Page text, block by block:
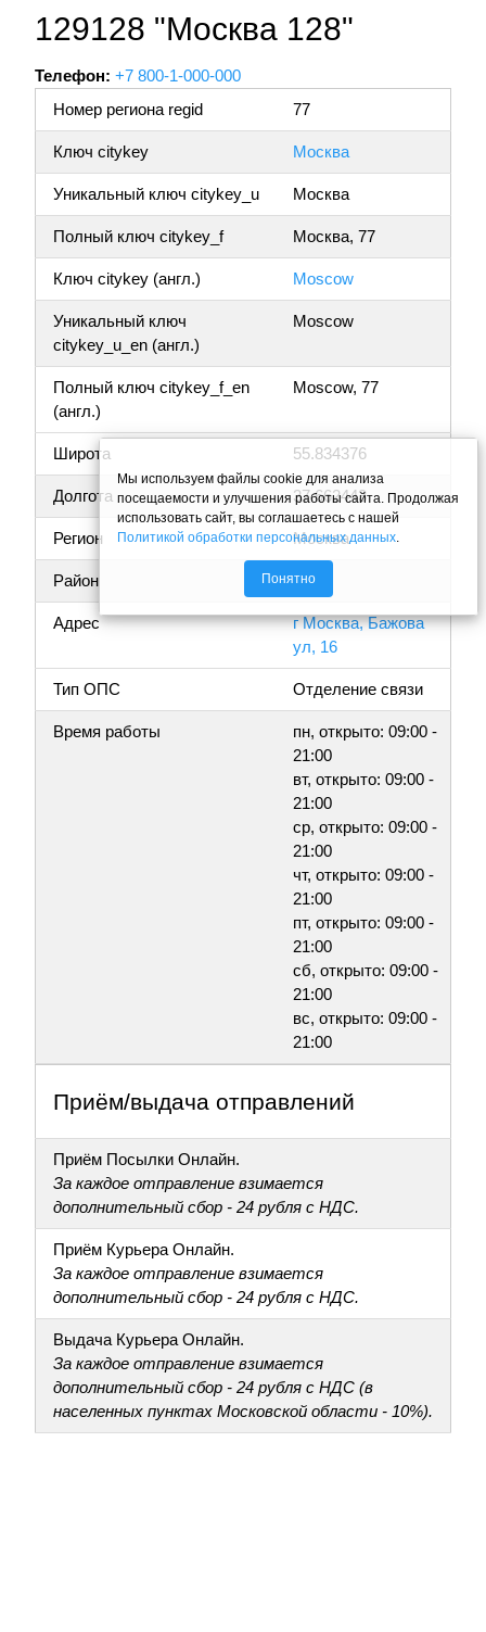
129128 "Москва 128"
Телефон: +7 800-1-000-000
Номер региона regid
77
Ключ citykey Москва
Уникальный ключ citykey_u Москва
Полный ключ citykey_f Москва, 77
Ключ citykey (англ.) Moscow
Уникальный ключ
citykey_u_en (англ.)
Moscow
Полный ключ citykey_f_en
(англ.)
Moscow, 77
Широта 55.834376
Долгота 37.662443
Регион Москва
Район
Адрес
г Москва, Бажова
ул, 16
Тип ОПС Отделение связи
Время работы
пн, открыто: 09:00 -
21:00
вт, открыто: 09:00 -
21:00
ср, открыто: 09:00 -
21:00
чт, открыто: 09:00 -
21:00
пт, открыто: 09:00 -
21:00
сб, открыто: 09:00 -
21:00
вс, открыто: 09:00 -
21:00
Приём/выдача отправлений
Приём Посылки Онлайн.
За каждое отправление взимается
дополнительный сбор - 24 рубля с НДС.
Приём Курьера Онлайн.
За каждое отправление взимается
дополнительный сбор - 24 рубля с НДС.
Выдача Курьера Онлайн.
За каждое отправление взимается
дополнительный сбор - 24 рубля с НДС (в
населенных пунктах Московской области - 10%).
Мы используем файлы cookie для анализа
посещаемости и улучшения работы сайта. Продолжая
использовать сайт, вы соглашаетесь с нашей
Политикой обработки персональных данных.
Понятно